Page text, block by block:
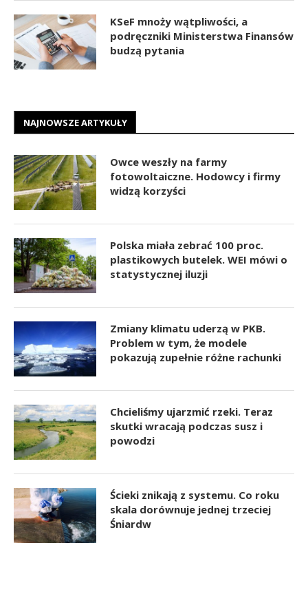
KSeF mnoży wątpliwości, a
podręczniki Ministerstwa Finansów
budzą pytania
NAJNOWSZE ARTYKUŁY
Owce weszły na farmy
fotowoltaiczne. Hodowcy i firmy
widzą korzyści
Polska miała zebrać 100 proc.
plastikowych butelek. WEI mówi o
statystycznej iluzji
Zmiany klimatu uderzą w PKB.
Problem w tym, że modele
pokazują zupełnie różne rachunki
Chcieliśmy ujarzmić rzeki. Teraz
skutki wracają podczas susz i
powodzi
Ścieki znikają z systemu. Co roku
skala dorównuje jednej trzeciej
Śniardw